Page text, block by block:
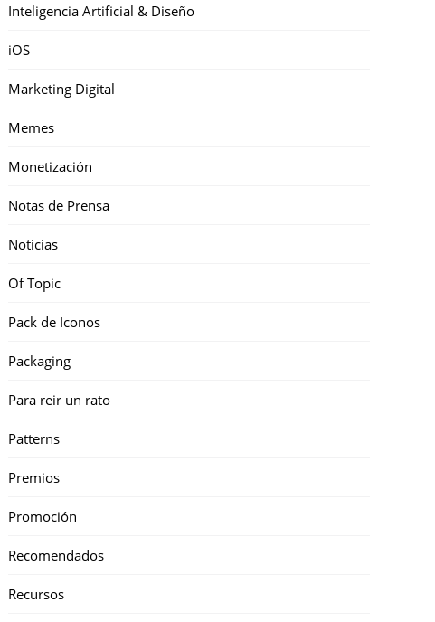
Inteligencia Artificial & Diseño
iOS
Marketing Digital
Memes
Monetización
Notas de Prensa
Noticias
Of Topic
Pack de Iconos
Packaging
Para reir un rato
Patterns
Premios
Promoción
Recomendados
Recursos